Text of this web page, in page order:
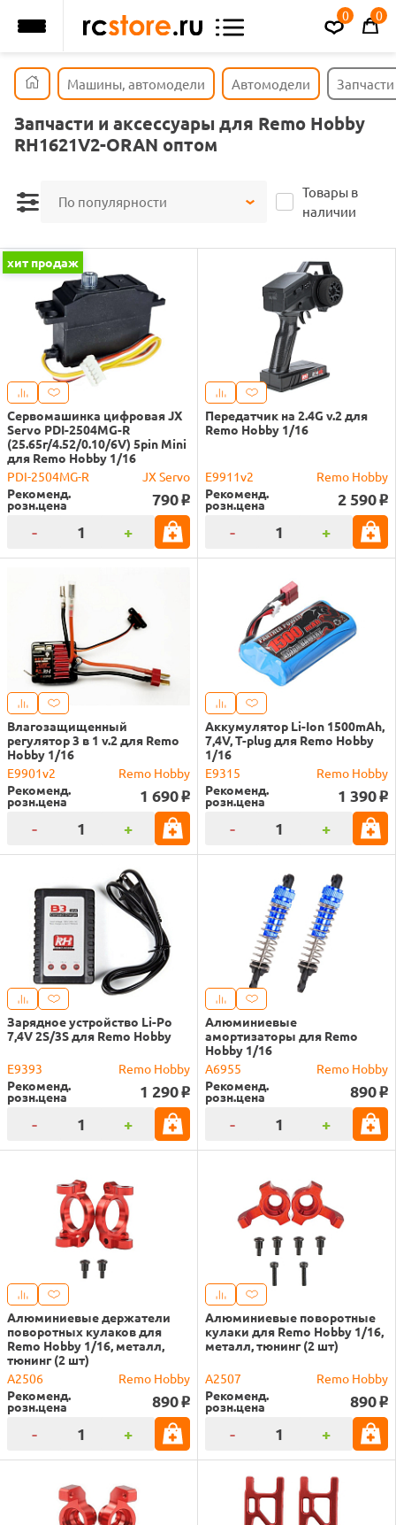
0 0
Машины, автомодели Автомодели
Запчасти и аксессуары для Remo Hobby
RH1621V2-ORAN оптом
По популярности
Товары в
наличии
хит продаж
Сервомашинка цифровая JX
Servo PDI-2504MG-R
(25.65г/4.52/0.10/6V) 5pin Mini
для Remo Hobby 1/16
PDI-2504MG-R
JX Servo
Рекоменд.
розн.цена 790 o
- +
Передатчик на 2.4G v.2 для
Remo Hobby 1/16
E9911v2
Remo Hobby
Рекоменд.
розн.цена 2 590 o
- +
Влагозащищенный
регулятор 3 в 1 v.2 для Remo
Hobby 1/16
E9901v2
Remo Hobby
Рекоменд.
розн.цена 1 690 o
- +
Аккумулятор Li-Ion 1500mAh,
7,4V, T-plug для Remo Hobby
1/16
E9315
Remo Hobby
Рекоменд.
розн.цена 1 390 o
- +
Зарядное устройство Li-Po
7,4V 2S/3S для Remo Hobby
E9393
Remo Hobby
Рекоменд.
розн.цена 1 290 o
- +
Алюминиевые
амортизаторы для Remo
Hobby 1/16
A6955
Remo Hobby
Рекоменд.
розн.цена 890 o
- +
Алюминиевые держатели
поворотных кулаков для
Remo Hobby 1/16, металл,
тюнинг (2 шт)
A2506
Remo Hobby
Рекоменд.
розн.цена 890 o
- +
Алюминиевые поворотные
кулаки для Remo Hobby 1/16,
металл, тюнинг (2 шт)
A2507
Remo Hobby
Рекоменд.
розн.цена 890 o
- +